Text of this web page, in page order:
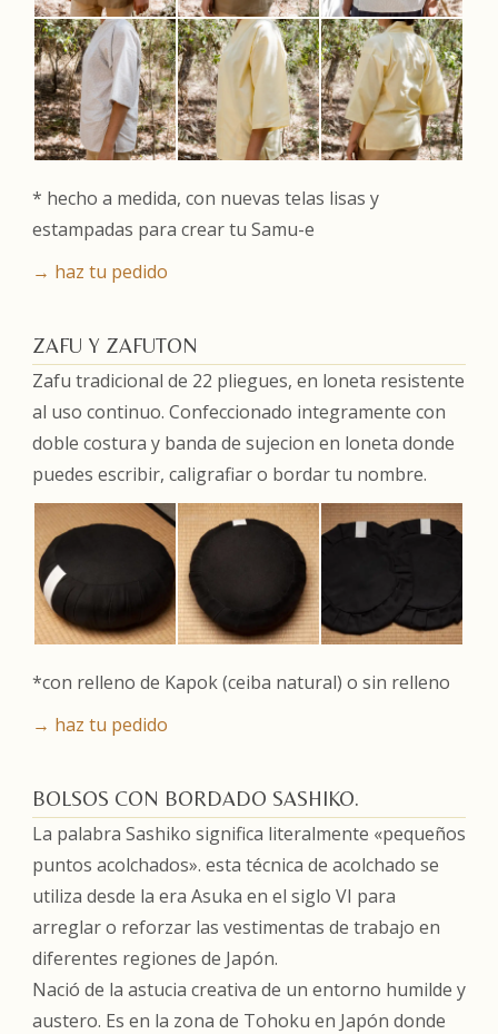
* hecho a medida, con nuevas telas lisas y
estampadas para crear tu Samu-e
→ haz tu pedido
ZAFU Y ZAFUTON
Zafu tradicional de 22 pliegues, en loneta resistente
al uso continuo. Confeccionado integramente con
doble costura y banda de sujecion en loneta donde
puedes escribir, caligrafiar o bordar tu nombre.
*con relleno de Kapok (ceiba natural) o sin relleno
→ haz tu pedido
BOLSOS CON BORDADO SASHIKO.
La palabra Sashiko significa literalmente «pequeños
puntos acolchados». esta técnica de acolchado se
utiliza desde la era Asuka en el siglo VI para
arreglar o reforzar las vestimentas de trabajo en
diferentes regiones de Japón.
Nació de la astucia creativa de un entorno humilde y
austero. Es en la zona de Tohoku en Japón donde